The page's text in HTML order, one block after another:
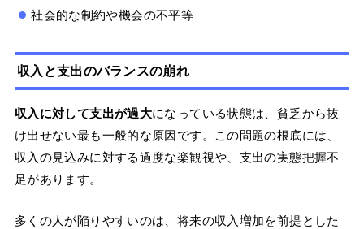
社会的な制約や機会の不平等
収入と支出のバランスの崩れ
収入に対して支出が過大になっている状態は、貧乏から抜
け出せない最も一般的な原因です。この問題の根底には、
収入の見込みに対する過度な楽観視や、支出の実態把握不
足があります。
多くの人が陥りやすいのは、将来の収入増加を前提とした